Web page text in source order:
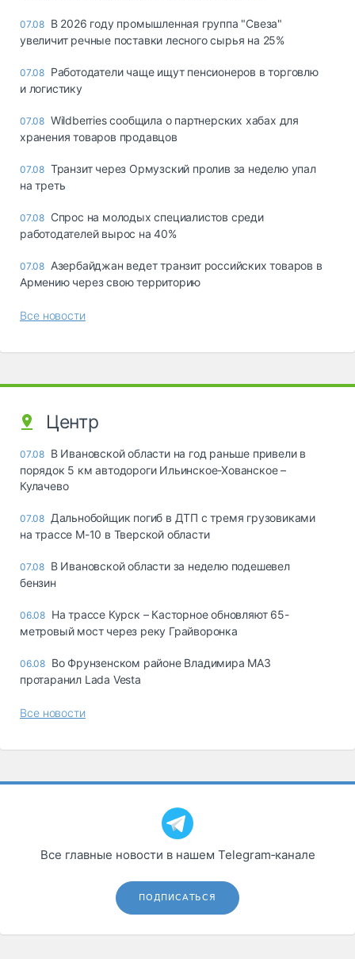
07.08 В 2026 году промышленная группа "Свеза"
увеличит речные поставки лесного сырья на 25%
07.08 Работодатели чаще ищут пенсионеров в торговлю
и логистику
07.08 Wildberries сообщила о партнерских хабах для
хранения товаров продавцов
07.08 Транзит через Ормузский пролив за неделю упал
на треть
07.08 Спрос на молодых специалистов среди
работодателей вырос на 40%
07.08 Азербайджан ведет транзит российских товаров в
Армению через свою территорию
Все новости
Центр
07.08 В Ивановской области на год раньше привели в
порядок 5 км автодороги Ильинское-Хованское –
Кулачево
07.08 Дальнобойщик погиб в ДТП с тремя грузовиками
на трассе М-10 в Тверской области
07.08 В Ивановской области за неделю подешевел
бензин
06.08 На трассе Курск – Касторное обновляют 65-
метровый мост через реку Грайворонка
06.08 Во Фрунзенском районе Владимира МАЗ
протаранил Lada Vesta
Все новости
Все главные новости в нашем Telegram‑канале
ПОДПИСАТЬСЯ